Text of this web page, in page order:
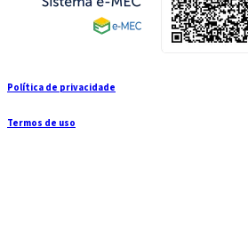
Política de privacidade
Termos de uso